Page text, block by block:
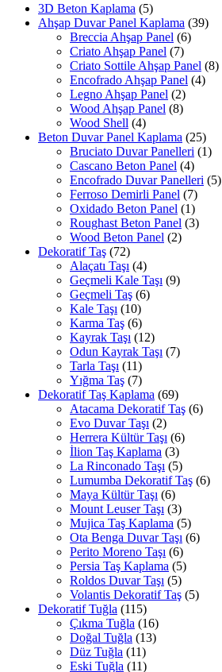
3D Beton Kaplama (5)
Ahşap Duvar Panel Kaplama (39)
Breccia Ahşap Panel (6)
Criato Ahşap Panel (7)
Criato Sottile Ahşap Panel (8)
Encofrado Ahşap Panel (4)
Legno Ahşap Panel (2)
Wood Ahşap Panel (8)
Wood Shell (4)
Beton Duvar Panel Kaplama (25)
Bruciato Duvar Panelleri (1)
Cascano Beton Panel (4)
Encofrado Duvar Panelleri (5)
Ferroso Demirli Panel (7)
Oxidado Beton Panel (1)
Roughast Beton Panel (3)
Wood Beton Panel (2)
Dekoratif Taş (72)
Alaçatı Taşı (4)
Geçmeli Kale Taşı (9)
Geçmeli Taş (6)
Kale Taşı (10)
Karma Taş (6)
Kayrak Taşı (12)
Odun Kayrak Taşı (7)
Tarla Taşı (11)
Yığma Taş (7)
Dekoratif Taş Kaplama (69)
Atacama Dekoratif Taş (6)
Evo Duvar Taşı (2)
Herrera Kültür Taşı (6)
İlion Taş Kaplama (3)
La Rinconado Taşı (5)
Lumumba Dekoratif Taş (6)
Maya Kültür Taşı (6)
Mount Leuser Taşı (3)
Mujica Taş Kaplama (5)
Ota Benga Duvar Taşı (6)
Perito Moreno Taşı (6)
Persia Taş Kaplama (5)
Roldos Duvar Taşı (5)
Volantis Dekoratif Taş (5)
Dekoratif Tuğla (115)
Çıkma Tuğla (16)
Doğal Tuğla (13)
Düz Tuğla (11)
Eski Tuğla (11)